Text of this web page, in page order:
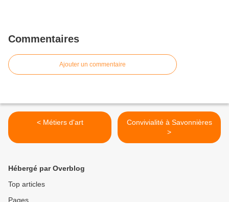
Commentaires
Ajouter un commentaire
< Métiers d'art
Convivialité à Savonnières
>
Hébergé par Overblog
Top articles
Pages